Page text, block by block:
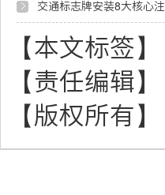
交通标志牌安装8大核心
【本文标签】
【责任编辑】
【版权所有】